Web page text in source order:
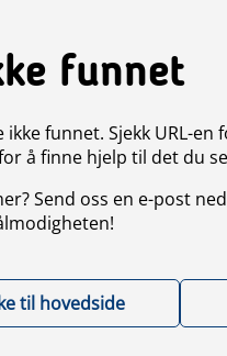
funnet
funnet. Sjekk URL-en
å finne hjelp til det du
Send oss en e-post
til hovedside